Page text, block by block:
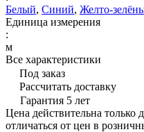
Белый, Синий, Желто-
Единица измерения
:
м
Все характеристики
Под заказ
Рассчитать доставку
Гарантия 5 лет
Цена действительна только
отличаться от цен в